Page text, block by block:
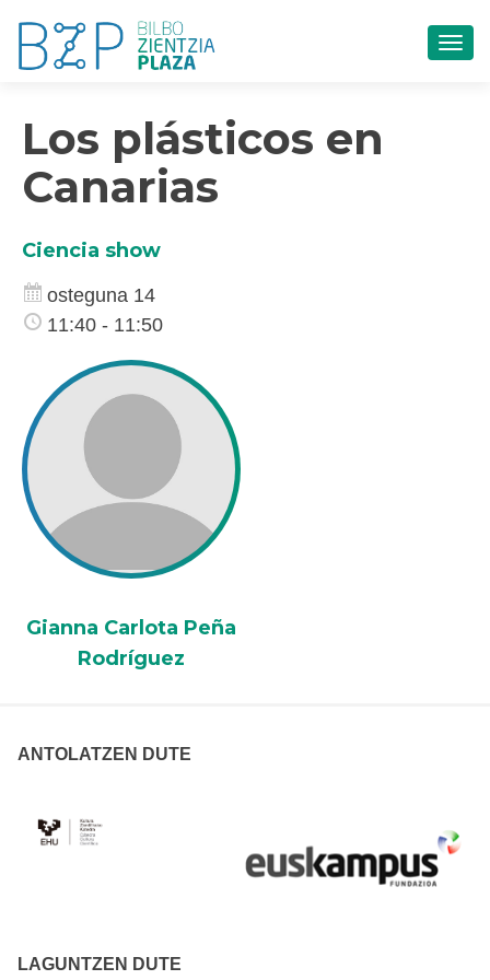
Los plásticos en
Canarias
Ciencia show
osteguna 14
11:40 - 11:50
Gianna Carlota Peña
Rodríguez
ANTOLATZEN DUTE
LAGUNTZEN DUTE